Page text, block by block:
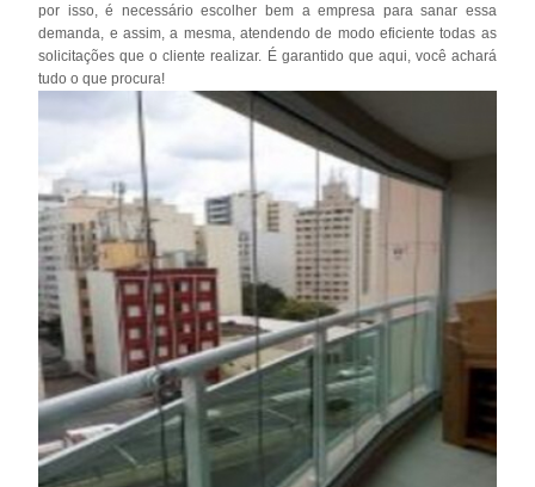
por isso, é necessário escolher bem a empresa para sanar essa
demanda, e assim, a mesma, atendendo de modo eficiente todas as
solicitações que o cliente realizar. É garantido que aqui, você achará
tudo o que procura!